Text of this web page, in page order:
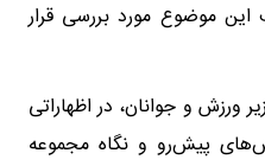
این موضوع مورد بررسی قرار
ورزش و جوانان، در اظهاراتی
پیش‌رو و نگاه مجموعه